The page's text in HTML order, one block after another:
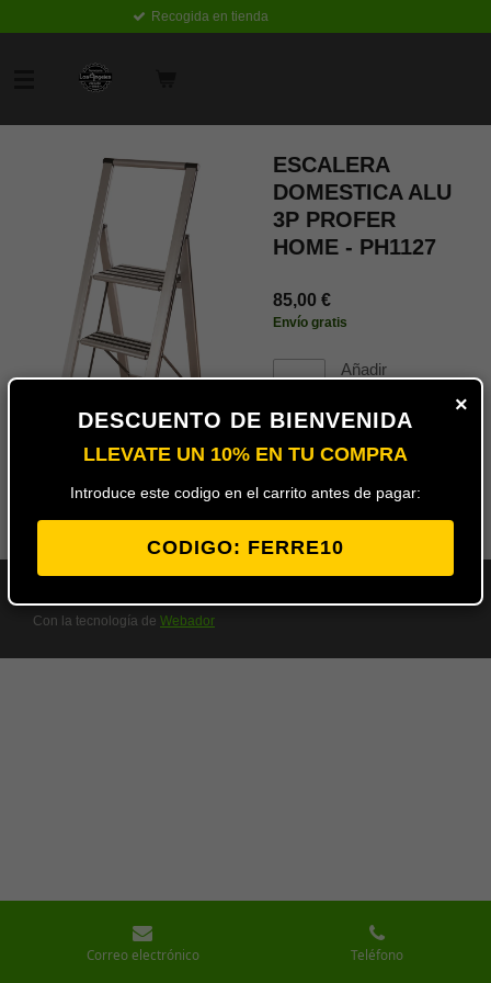
ESCALERA
DOMESTICA ALU
3P PROFER
HOME - PH1127
85,00 €
Envío gratis
Añadir
carrito
Con la tecnología de Webador
Correo electrónico Teléfono
×
DESCUENTO DE BIENVENIDA
LLEVATE UN 10% EN TU COMPRA
Introduce este codigo en el carrito antes de pagar:
CODIGO: FERRE10